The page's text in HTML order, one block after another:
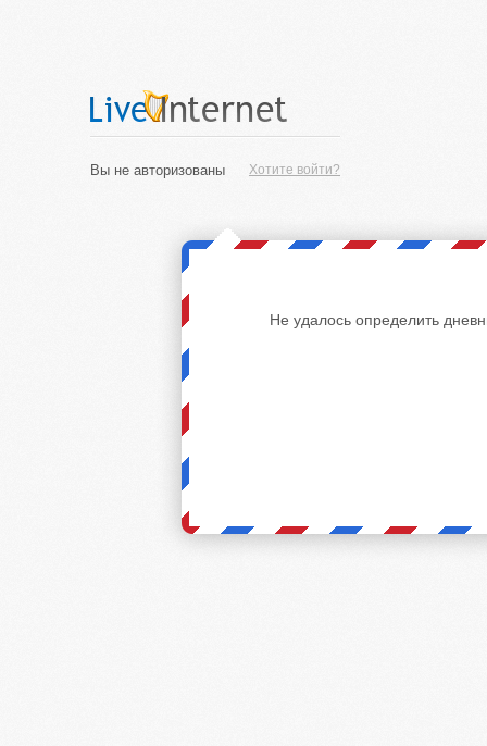
Хотите войти?
Вы не авторизованы
Не удалось определить